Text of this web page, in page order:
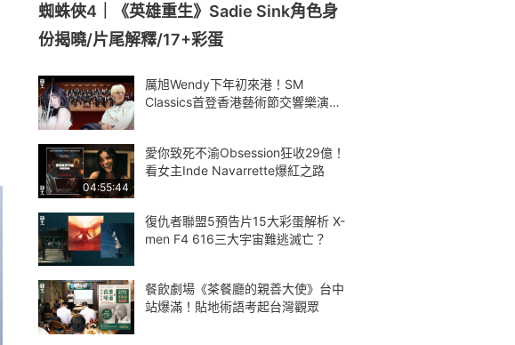
蜘蛛俠4｜《英雄重生》Sadie Sink角色身
份揭曉/片尾解釋/17+彩蛋
厲旭Wendy下年初來港！SM
Classics首登香港藝術節交響樂演繹
04:55:44
愛你致死不渝Obsession狂收29億！
看女主Inde Navarrette爆紅之路
復仇者聯盟5預告片15大彩蛋解析 X-
men F4 616三大宇宙難逃滅亡？
餐飲劇場《茶餐廳的親善大使》台中
站爆滿！貼地術語考起台灣觀眾